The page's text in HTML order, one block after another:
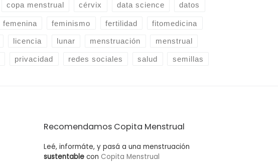
copa menstrual cérvix data science datos
femenina feminismo fertilidad fitomedicina
licencia lunar menstruación menstrual
privacidad redes sociales salud semillas
Recomendamos Copita Menstrual
Leé, informáte, y pasá a una menstruación
sustentable con Copita Menstrual